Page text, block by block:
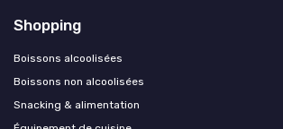
Shopping
Boissons alcoolisées
Boissons non alcoolisées
Snacking & alimentation